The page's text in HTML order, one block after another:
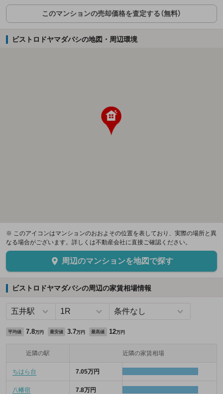
このマンションの売却価格を査定する（無料）
ビストロドヤマダバシの地図・周辺環境
※ このアイコンはマンションのおおよその位置を表しており、実際の場所と異
なる場合がございます。詳しくは不動産会社に直接ご確認ください。
周辺のマンションを地図で探す
ビストロドヤマダバシの周辺の家賃相場情報
平均値 7.8万円 最安値 3.7万円 最高値 12万円
近隣の駅 近隣の家賃相場
ちはら台 7.05万円
八幡宿 7.8万円